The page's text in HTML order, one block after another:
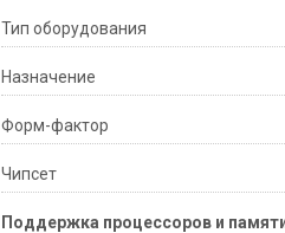
Тип оборудования
Назначение
Форм-фактор
Чипсет
Поддержка процессоров и